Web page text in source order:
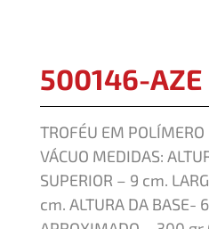
500146-AZE
TROFÉU EM
VÁCUO MEDIDAS:
SUPERIOR – 9 cm.
cm. ALTURA DA BASE-